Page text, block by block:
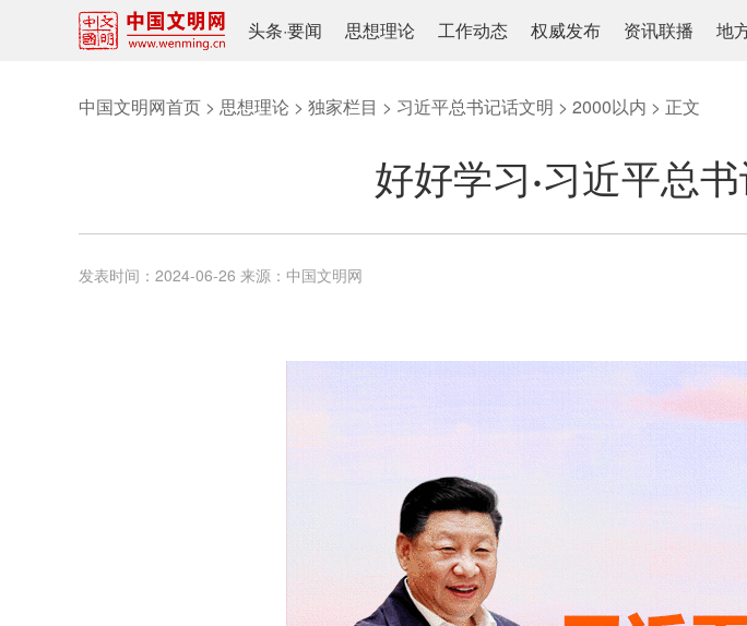
头条·要闻 思想理论 工作动态 权威发布 资讯联播 地
中国文明网首页 > 思想理论 > 独家栏目 > 习近平总书记话文明 > 2000以内 > 正文
好好学习·习近平总
发表时间： 2024-06-26 来源： 中国文明网